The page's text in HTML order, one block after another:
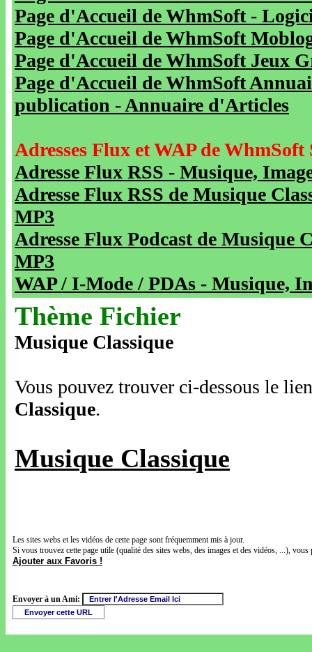
Page d'Accueil de WhmSoft -
Page d'Accueil de WhmSoft
Page d'Accueil de WhmSoft Jeux
Page d'Accueil de WhmSoft
publication - Annuaire d'Articles
Adresses Flux et WAP de WhmSoft
Adresse Flux RSS - Musique,
Adresse Flux RSS de Musique
MP3
Adresse Flux Podcast de Musique
MP3
WAP / I-Mode / PDAs - Musique,
Thème Fichier
Musique Classique
Vous pouvez trouver ci-dessous le
Classique.
Musique Classique
Les sites webs et les vidéos de cette page sont fréquemment mis à jour.
Si vous trouvez cette page utile (qualité des sites webs, des images et des vidéos, ...),
Ajouter aux Favoris !
Envoyer à un Ami: